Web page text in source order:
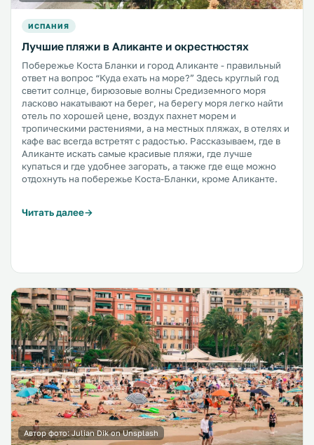
ИСПАНИЯ
Лучшие пляжи в Аликанте и окрестностях
Побережье Коста Бланки и город Аликанте - правильный
ответ на вопрос “Куда ехать на море?” Здесь круглый год
светит солнце, бирюзовые волны Средиземного моря
ласково накатывают на берег, на берегу моря легко найти
отель по хорошей цене, воздух пахнет морем и
тропическими растениями, а на местных пляжах, в отелях и
кафе вас всегда встретят с радостью. Рассказываем, где в
Аликанте искать самые красивые пляжи, где лучше
купаться и где удобнее загорать, а также где еще можно
отдохнуть на побережье Коста-Бланки, кроме Аликанте.
Читать далее
Автор фото:Julian Dik on Unsplash